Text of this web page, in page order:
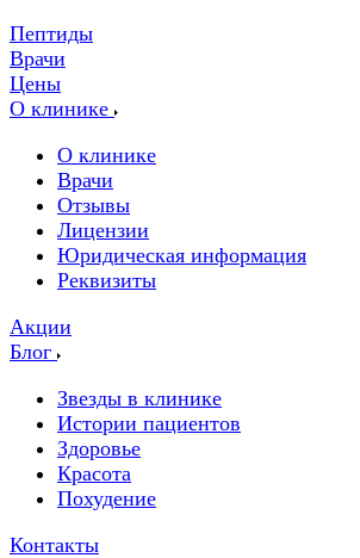
Пептиды
Врачи
Цены
О клинике
О клинике
Врачи
Отзывы
Лицензии
Юридическая информация
Реквизиты
Акции
Блог
Звезды в клинике
Истории пациентов
Здоровье
Красота
Похудение
Контакты